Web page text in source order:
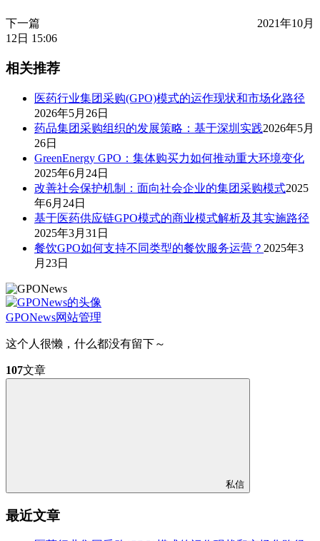
下一篇
2021年10月
12日 15:06
相关推荐
医药行业集团采购(GPO)模式的运作现状和市场化路径
2026年5月26日
药品集团采购组织的发展策略：基于深圳实践2026年5月
26日
GreenEnergy GPO：集体购买力如何推动重大环境变化
2025年6月24日
改善社会保护机制：面向社会企业的集团采购模式2025
年6月24日
基于医药供应链GPO模式的商业模式解析及其实施路径
2025年3月31日
餐饮GPO如何支持不同类型的餐饮服务运营？ 2025年3
月23日
GPONews网站管理
这个人很懒，什么都没有留下～
107文章
私信
最近文章